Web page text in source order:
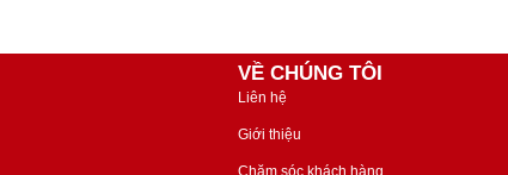
VỀ CHÚNG TÔI
Liên hệ
Giới thiệu
Chăm sóc khách hàng